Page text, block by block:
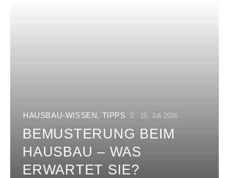
HAUSBAU-WISSEN, TIPPS 15. Juli 2026
BEMUSTERUNG BEIM
HAUSBAU – WAS
ERWARTET SIE?